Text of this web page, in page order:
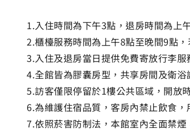
1.入住時間為下午3點，退房時間為上
2.櫃檯服務時間為上午8點至晚間9點
3.入住及退房當日提供免費寄放行李
4.全館皆為膠囊房型，共享房間及衛
5.訪客僅限停留於1樓公共區域，開放
6.為維護住宿品質，客房內禁止飲食
7.依照菸害防制法，本館室內全面禁